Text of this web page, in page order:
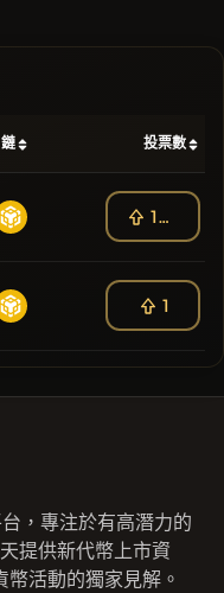
鏈 投票數
103
1
，專注於有高潛力的
提供新代幣上市資
活動的獨家見解。